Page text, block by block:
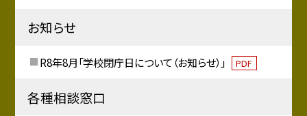
お知らせ
R8年8月「学校閉庁日について（お知らせ）」 PDF
各種相談窓口